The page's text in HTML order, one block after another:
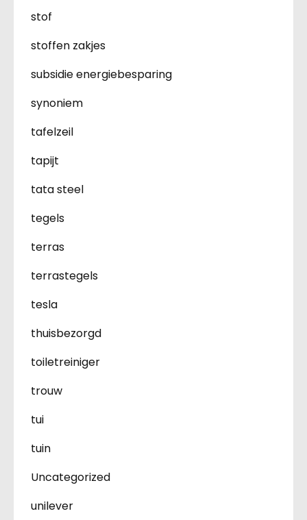
stof
stoffen zakjes
subsidie energiebesparing
synoniem
tafelzeil
tapijt
tata steel
tegels
terras
terrastegels
tesla
thuisbezorgd
toiletreiniger
trouw
tui
tuin
Uncategorized
unilever